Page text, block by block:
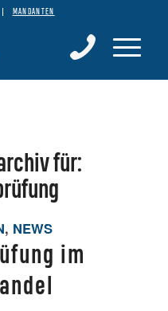
MANDANTEN
für:
, NEWS
im